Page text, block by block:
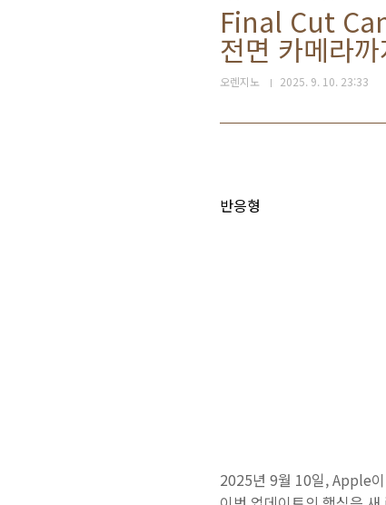
Final Cut
전면 카메라까
오렌지노 2025. 9. 10. 23:33
반응형
2025년 9월 10일, Apple